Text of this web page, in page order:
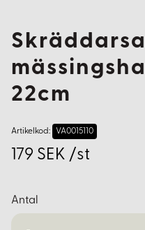
22cm
Artikelkod: VA0015110
179 SEK /st
Antal